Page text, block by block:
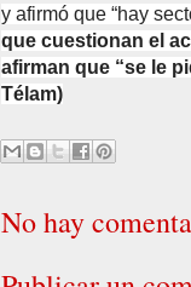
y afirmó que “hay
que cuestionan el
afirman que “se le
Télam)
No hay